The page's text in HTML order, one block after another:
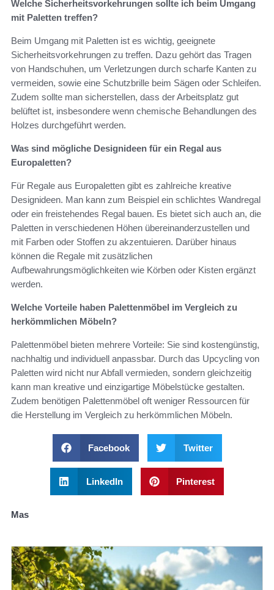
Welche Sicherheitsvorkehrungen sollte ich beim Umgang
mit Paletten treffen?
Beim Umgang mit Paletten ist es wichtig, geeignete
Sicherheitsvorkehrungen zu treffen. Dazu gehört das Tragen
von Handschuhen, um Verletzungen durch scharfe Kanten zu
vermeiden, sowie eine Schutzbrille beim Sägen oder Schleifen.
Zudem sollte man sicherstellen, dass der Arbeitsplatz gut
belüftet ist, insbesondere wenn chemische Behandlungen des
Holzes durchgeführt werden.
Was sind mögliche Designideen für ein Regal aus
Europaletten?
Für Regale aus Europaletten gibt es zahlreiche kreative
Designideen. Man kann zum Beispiel ein schlichtes Wandregal
oder ein freistehendes Regal bauen. Es bietet sich auch an, die
Paletten in verschiedenen Höhen übereinanderzustellen und
mit Farben oder Stoffen zu akzentuieren. Darüber hinaus
können die Regale mit zusätzlichen
Aufbewahrungsmöglichkeiten wie Körben oder Kisten ergänzt
werden.
Welche Vorteile haben Palettenmöbel im Vergleich zu
herkömmlichen Möbeln?
Palettenmöbel bieten mehrere Vorteile: Sie sind kostengünstig,
nachhaltig und individuell anpassbar. Durch das Upcycling von
Paletten wird nicht nur Abfall vermieden, sondern gleichzeitig
kann man kreative und einzigartige Möbelstücke gestalten.
Zudem benötigen Palettenmöbel oft weniger Ressourcen für
die Herstellung im Vergleich zu herkömmlichen Möbeln.
Facebook Twitter
LinkedIn Pinterest
Mas